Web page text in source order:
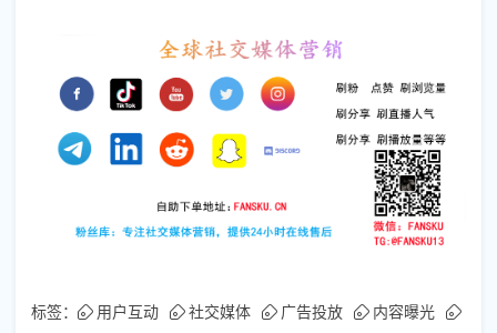
标签： 用户互动 社交媒体 广告投放
内容曝光